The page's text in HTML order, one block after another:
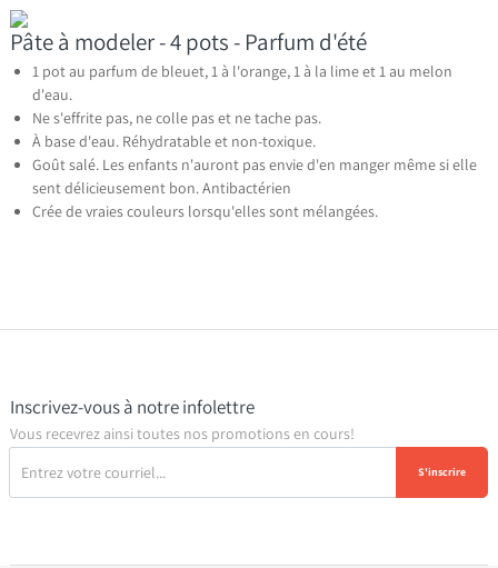
Pâte à modeler - 4 pots - Parfum d'été
1 pot au parfum de bleuet, 1 à l'orange, 1 à la lime et 1 au melon
d'eau.
Ne s'effrite pas, ne colle pas et ne tache pas.
À base d'eau. Réhydratable et non-toxique.
Goût salé. Les enfants n'auront pas envie d'en manger même si elle
sent délicieusement bon. Antibactérien
Crée de vraies couleurs lorsqu'elles sont mélangées.
Inscrivez-vous à notre infolettre
Vous recevrez ainsi toutes nos promotions en cours!
S'inscrire